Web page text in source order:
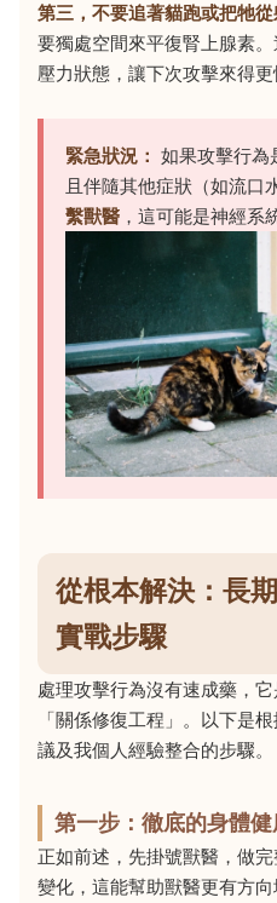
第三，不要追著貓跑或把牠從
要獨處空間來平復腎上腺素
壓力狀態，讓下次攻擊來得更
緊急狀況： 如果攻擊行為
且伴隨其他症狀（如流口
繫獸醫 ，這可能是神經系
從根本解決：長
實戰步驟
處理攻擊行為沒有速成藥，
「關係修復工程」。以下是
議及我個人經驗整合的步驟。
第一步：徹底的身體
正如前述，先掛號獸醫，做
變化，這能幫助獸醫更有方